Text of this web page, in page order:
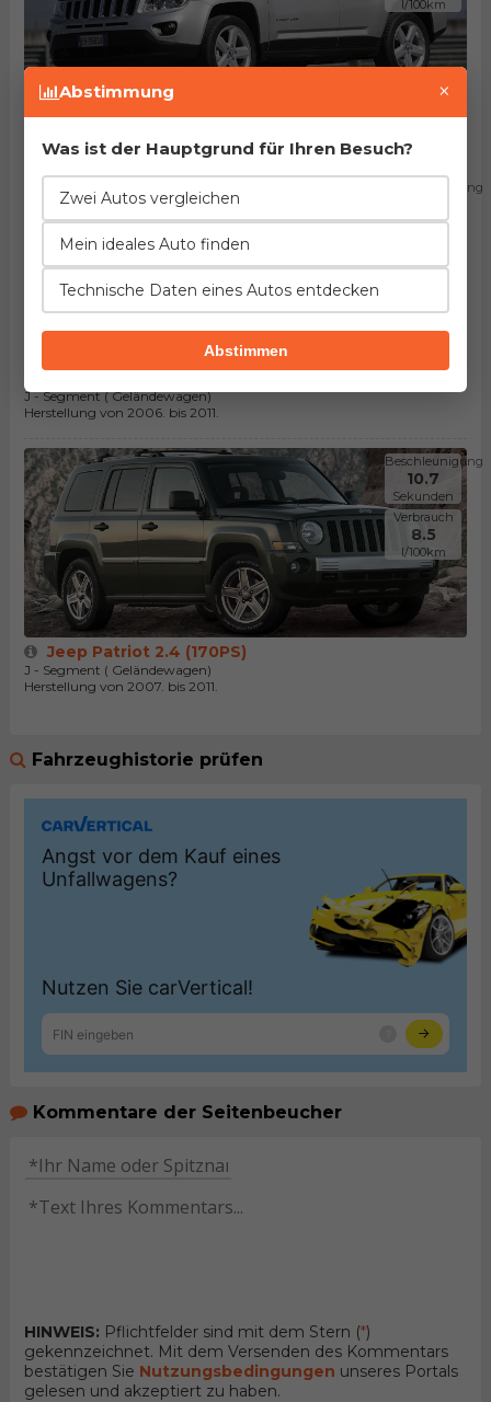
l/100km
Jeep Compass 2.4 4WD (170PS)
J - Segment ( Geländewagen)
Herstellung von 2011. bis 2013.
Beschleunigung
Sekunden
8.7
J - Segment ( Geländewagen)
Herstellung von 2006. bis 2011.
Beschleunigung
10.7
Sekunden
Verbrauch
8.5
l/100km
Jeep Patriot 2.4 (170PS)
J - Segment ( Geländewagen)
Herstellung von 2007. bis 2011.
Fahrzeughistorie prüfen
Kommentare der Seitenbeucher
HINWEIS: Pflichtfelder sind mit dem Stern (*)
gekennzeichnet. Mit dem Versenden des Kommentars
bestätigen Sie Nutzungsbedingungen unseres Portals
gelesen und akzeptiert zu haben.
Abstimmung ×
Was ist der Hauptgrund für Ihren Besuch?
Zwei Autos vergleichen
Mein ideales Auto finden
Technische Daten eines Autos entdecken
Abstimmen